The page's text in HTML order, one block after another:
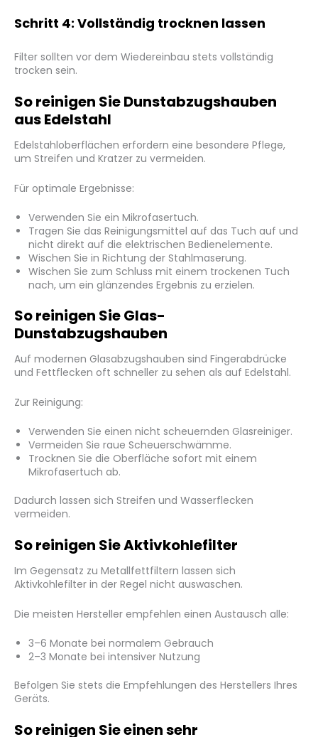
Schritt 4: Vollständig trocknen lassen
Filter sollten vor dem Wiedereinbau stets vollständig
trocken sein.
So reinigen Sie Dunstabzugshauben
aus Edelstahl
Edelstahloberflächen erfordern eine besondere Pflege,
um Streifen und Kratzer zu vermeiden.
Für optimale Ergebnisse:
Verwenden Sie ein Mikrofasertuch.
Tragen Sie das Reinigungsmittel auf das Tuch auf und
nicht direkt auf die elektrischen Bedienelemente.
Wischen Sie in Richtung der Stahlmaserung.
Wischen Sie zum Schluss mit einem trockenen Tuch
nach, um ein glänzendes Ergebnis zu erzielen.
So reinigen Sie Glas-
Dunstabzugshauben
Auf modernen Glasabzugshauben sind Fingerabdrücke
und Fettflecken oft schneller zu sehen als auf Edelstahl.
Zur Reinigung:
Verwenden Sie einen nicht scheuernden Glasreiniger.
Vermeiden Sie raue Scheuerschwämme.
Trocknen Sie die Oberfläche sofort mit einem
Mikrofasertuch ab.
Dadurch lassen sich Streifen und Wasserflecken
vermeiden.
So reinigen Sie Aktivkohlefilter
Im Gegensatz zu Metallfettfiltern lassen sich
Aktivkohlefilter in der Regel nicht auswaschen.
Die meisten Hersteller empfehlen einen Austausch alle:
3–6 Monate bei normalem Gebrauch
2–3 Monate bei intensiver Nutzung
Befolgen Sie stets die Empfehlungen des Herstellers Ihres
Geräts.
So reinigen Sie einen sehr